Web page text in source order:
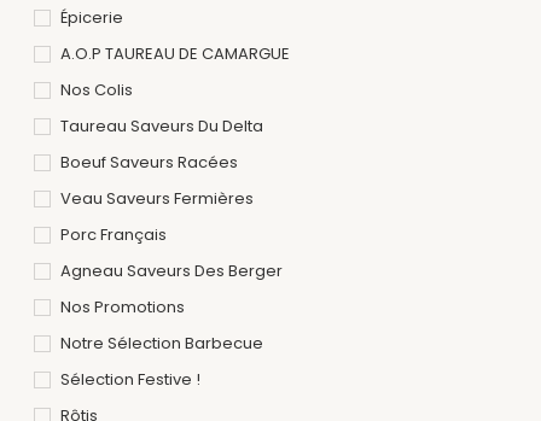
Épicerie
A.O.P TAUREAU DE CAMARGUE
Nos Colis
Taureau Saveurs Du Delta
Boeuf Saveurs Racées
Veau Saveurs Fermières
Porc Français
Agneau Saveurs Des Berger
Nos Promotions
Notre Sélection Barbecue
Sélection Festive !
Rôtis